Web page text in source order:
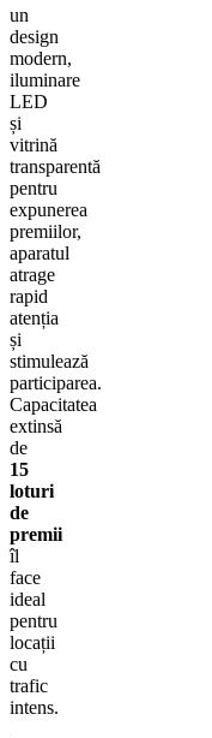
un
design
modern,
iluminare
LED
și
vitrină
transparentă
pentru
expunerea
premiilor,
aparatul
atrage
rapid
atenția
și
stimulează
participarea.
Capacitatea
extinsă
de
15
loturi
de
premii
îl
face
ideal
pentru
locații
cu
trafic
intens.